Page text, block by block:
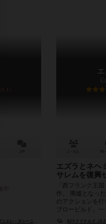
6.1
エレ・タシーニ（Daniele Tascini）
エズラとネヘ
サレムを復興
「西フランク王
作。 廃墟となっ
のアクションを
ブロービルド。一
SJマクドナルド（S J